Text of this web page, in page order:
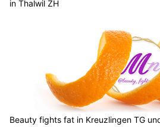
in Thalwil ZH
Beauty fights fat in Kreuzlingen TG